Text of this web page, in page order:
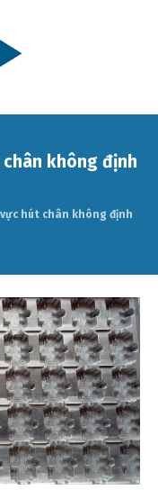
không định
hút chân không định